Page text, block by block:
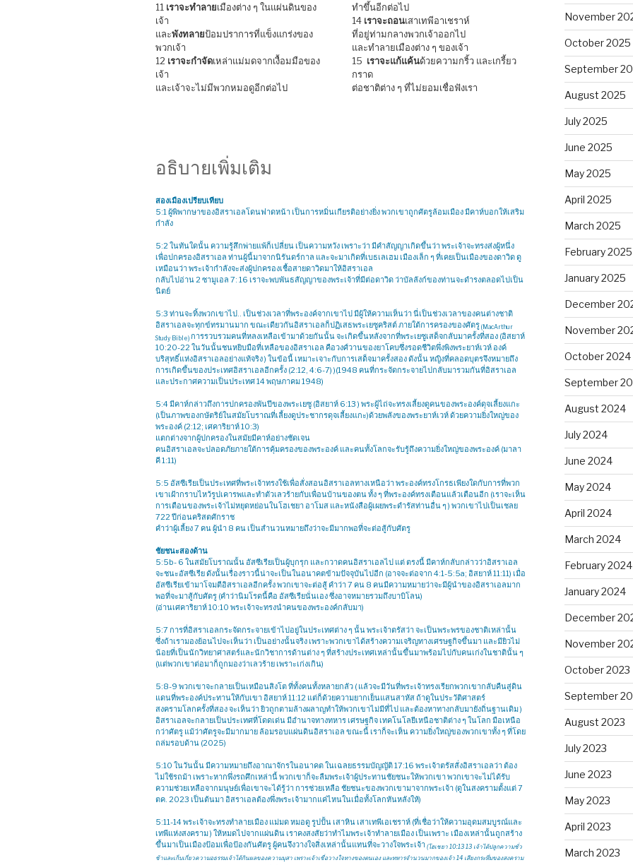
11 เราจะทำลายเมืองต่าง ๆ ในแผ่นดินของ
เจ้า
และพังทลายป้อมปราการที่แข็งแกร่งของ
พวกเจ้า
12 เราจะกำจัดเหล่าแม่มดจากเงื้อมมือของ
เจ้า
และเจ้าจะไม่มีพวกหมอดูอีกต่อไป
ทำขึ้นอีกต่อไป
14 เราจะถอนเสาเทพีอาเชราห์
ที่อยู่ท่ามกลางพวกเจ้าออกไป
และทำลายเมืองต่าง ๆ ของเจ้า
15 เราจะแก้แค้นด้วยความกริ้ว และเกรี้ยว
กราด
ต่อชาติต่าง ๆ ที่ไม่ยอมเชื่อฟังเรา
อธิบายเพิ่มเติม
สองเมืองเปรียบเทียบ
5:1 ผู้พิพากษาของอิสราเอลโดนฟาดหน้า เป็นการหมิ่นเกียรติอย่างยิ่ง พวกเขาถูกศัตรูล้อมเมือง มีคาห์บอกให้เสริม
กำลัง
5:2 ในทันใดนั้น ความรู้สึกพ่ายแพ้ก็เปลี่ยน เป็นความหวัง เพราะว่า มีคำสัญญาเกิดขึ้นว่า พระเจ้าจะทรงส่งผู้หนึ่ง
เพื่อปกครองอิสราเอล ท่านผู้นี้มาจากนิรันดร์กาล และจะมาเกิดที่เบธเลเฮม เมืองเล็ก ๆ ที่เคยเป็นเมืองของดาวิด ดู
เหมือนว่า พระเจ้ากำลังจะส่งผู้ปกครองเชื้อสายดาวิดมาให้อิสราเอล
กลับไปอ่าน 2 ซามูเอล 7: 16 เราจะพบพันธสัญญาของพระเจ้าที่มีต่อดาวิด ว่าบัลลังก์ของท่านจะดำรงตลอดไปเป็น
นิตย์
5:3 ท่านจะทิ้งพวกเขาไป.. เป็นช่วงเวลาที่พระองค์จากเขาไป มีผู้ให้ความเห็นว่า นี่เป็นช่วงเวลาของคนต่างชาติ
อิสราเอลจะทุกข์ทรมานมาก ขณะเดียวกันอิสราเอลก็ปฏิเสธพระเยซูคริสต์ ภายใต้การครองของศัตรู (MacArthur
Study Bible) การรวบรวมคนที่หลงเหลือเข้ามาด้วยกันนั้น จะเกิดขึ้นหลังจากที่พระเยซูเสด็จกลับมาครั้งที่สอง (อิสยาห์
10:20-22 ในวันนั้นชนหยิบมือที่เหลือของอิสราเอล คือวงศ์วานของยาโคบซึ่งรอดชีวิตพึ่งพิงพระยาห์เวห์ องค์
บริสุทธิ์แห่งอิสราเอลอย่างแท้จริง ) ในข้อนี้ เหมาะเจาะกับการเสด็จมาครั้งสอง ดังนั้น หญิงที่คลอดบุตรจึงหมายถึง
การเกิดขึ้นของประเทศอิสราเอลอีกครั้ง (2:12, 4:6-7) )(1948 คนที่กระจัดกระจายไปกลับมารวมกันที่อิสราเอล
และประกาศความเป็นประเทศ 14 พฤษภาคม 1948)
5:4 มีคาห์กล่าวถึงการปกครองพันปีของพระเยซู (อิสยาห์ 6:13 ) พระผู้ไถ่จะทรงเลี้ยงดูคนของพระองค์ดุจเลี้ยงแกะ
(เป็นภาพของกษัตริย์ในสมัยโบราณที่เลี้ยงดูประชากรดุจเลี้ยงแกะ)ด้วยพลังของพระยาห์เวห์ ด้วยความยิ่งใหญ่ของ
พระองค์ (2:12; เศคาริยาห์ 10:3)
แตกต่างจากผู้ปกครองในสมัยมีคาห์อย่างชัดเจน
คนอิสราเอลจะปลอดภัยภายใต้การคุ้มครองของพระองค์ และคนทั้งโลกจะรับรู้ถึงความยิ่งใหญ่ของพระองค์ (มาลา
คี 1:11)
5:5 อัสซีเรียเป็นประเทศที่พระเจ้าทรงใช้เพื่อสั่งสอนอิสราเอลทางเหนือว่า พระองค์ทรงโกรธเพียงใดกับการที่พวก
เขาเฝ้ากราบไหว้รูปเคารพและทำตัวเลวร้ายกับเพื่อนบ้านของตน ทั้ง ๆ ที่พระองค์ทรงเตือนแล้วเตือนอีก (เราจะเห็น
การเตือนของพระเจ้าไม่หยุดหย่อนในโฮเชยา อาโมส และหนังสือผู้เผยพระดำรัสท่านอื่น ๆ ) พวกเขาไปเป็นเชลย
722 ปีก่อนคริสตศักราช
คำว่าผู้เลี้ยง 7 คน ผู้นำ 8 คน เป็นสำนวนหมายถึงว่าจะมีมากพอที่จะต่อสู้กับศัตรู
ชัยชนะสองด้าน
5:5b- 6 ในสมัยโบราณนั้น อัสซีเรียเป็นผู้บุกรุก และกวาดคนอิสราเอลไป แต่ ตรงนี้ มีคาห์กลับกล่าวว่าอิสราเอล
จะชนะอัสซีเรีย ดังนั้นเรื่องราวนี้น่าจะเป็นในอนาคตข้ามปัจจุบันไปอีก (อาจจะต่อจาก 4:1-5:5a; อิสยาห์ 11:11) เมื่อ
อัสซีเรียเข้ามาโจมตีอิสราเอลอีกครั้ง พวกเขาจะต่อสู้ คำว่า 7 คน 8 คนมีความหมายว่าจะมีผู้นำของอิสราเอลมาก
พอที่จะมาสู้กับศัตรู (คำว่านิมโรดนี้คือ อัสซีเรียนั่นเอง ซึ่งอาจหมายรวมถึงบาบิโลน)
(อ่านเศคาริยาห์ 10:10 พระเจ้าจะทรงนำคนของพระองค์กลับมา)
5:7 การที่อิสราเอลกระจัดกระจายเข้าไปอยู่ในประเทศต่าง ๆ นั้น พระเจ้าตรัสว่า จะเป็นพระพรของชาติเหล่านั้น
ซึ่งถ้าเรามองย้อนไปจะเห็นว่า เป็นอย่างนั้นจริง เพราะพวกเขาได้สร้างความเจริญทางเศรษฐกิจขึ้นมา และมียิวไม่
น้อยที่เป็นนักวิทยาศาสตร์และนักวิชาการด้านต่าง ๆ ที่สร้างประเทศเหล่านั้นขึ้นมาพร้อมไปกับคนเก่งในชาตินั้น ๆ
(แต่พวกเขาต่อมาก็ถูกมองว่าเลวร้าย เพราะเก่งเกิน)
5:8-9 พวกเขาจะกลายเป็นเหมือนสิงโต ที่ทั้งคนทั้งหลายกลัว ( แล้วจะมีวันที่พระเจ้าทรงเรียกพวกเขากลับคืนสู่ดิน
แดนที่พระองค์ประทานให้กับเขา อิสยาห์ 11:12 แต่ก็ด้วยความยากเย็นแสนสาหัส ถ้าดูในประวัติศาสตร์
สงครามโลกครั้งที่สอง จะเห็นว่า ยิวถูกตามล้างผลาญทำให้พวกเขาไม่มีที่ไป และต้องหาทางกลับมายังถิ่นฐานเดิม )
อิสราเอลจะกลายเป็นประเทศที่โดดเด่น มีอำนาจทางทหาร เศรษฐกิจ เทคโนโลยีเหนือชาติต่าง ๆ ในโลก มือเหนือ
กว่าศัตรู แม้ว่าศัตรูจะมีมากมาย ล้อมรอบแผ่นดินอิสราเอล ขณะนี้ เราก็จะเห็น ความยิ่งใหญ่ของพวกเขาทั้ง ๆ ที่โดย
ถล่มรอบด้าน (2025)
5:10 ในวันนั้น มีความหมายถึงอาณาจักรในอนาคต ในเฉลยธรรมบัญญัติ 17:16 พระเจ้าตรัสสั่งอิสราเอลว่า ต้อง
ไม่ใช้รถม้า เพราะหากพึ่งรถศึกเหล่านี้ พวกเขาก็จะลืมพระเจ้าผู้ประทานชัยชนะให้พวกเขา พวกเขาจะไม่ได้รับ
ความช่วยเหลือจากมนุษย์เพื่อเขาจะได้รู้ว่า การช่วยเหลือ ชัยชนะของพวกเขามาจากพระเจ้า (ดูในสงครามตั้งแต่ 7
ตค. 2023 เป็นต้นมา อิสราเอลต้องพึ่งพระเจ้ามากแค่ไหนในเมื่อทั้งโลกหันหลังให้)
5:11-14 พระเจ้าจะทรงทำลายเมือง แม่มด หมอดู รูปปั้น เสาหิน เสาเทพีเอเชราห์ (ที่เชื่อว่าให้ความอุดมสมบูรณ์และ
เทพีแห่งสงคราม ) ให้หมดไปจากแผ่นดิน เราคงสงสัยว่าทำไมพระเจ้าทำลายเมือง เป็นเพราะ เมืองเหล่านั้นถูกสร้าง
ขึ้นมาเป็นเมืองป้อมเพื่อป้องกันศัตรู ผู้คนจึงวางใจสิ่งเหล่านั้นแทนที่จะวางใจพระเจ้า (โฮเชยา 10:13 13 เจ้าได้ปลูกความชั่ว
ช้าและเก็บเกี่ยวความอธรรมเจ้าได้กินผลของความมุสา เพราะเจ้าเชื่อวางใจทางของตนเอง และทหารจำนวนมากของเจ้า 14 เสียงกระหึ่มของสงคราม
November
October 2025
September
August 2025
July 2025
June 2025
May 2025
April 2025
March 2025
February 2025
January 2025
December
November
October 2024
September
August 2024
July 2024
June 2024
May 2024
April 2024
March 2024
February 2024
January 2024
December
November
October 2023
September
August 2023
July 2023
June 2023
May 2023
April 2023
March 2023